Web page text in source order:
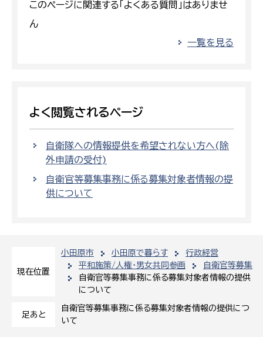
現在位置
小田原市 小田原で暮らす
行政経営
平和施策/人権・男女共同参画
自衛官等募集
自衛官等募集事務に係る募集対象者情報の提供
について
足あと
自衛官等募集事務に係る募集対象者情報の提供につ
いて
このページに関連する「よくある質問」はありませ
ん
一覧を見る
よく閲覧されるページ
自衛隊への情報提供を希望されない方へ(除
外申請の受付)
自衛官等募集事務に係る募集対象者情報の提
供について